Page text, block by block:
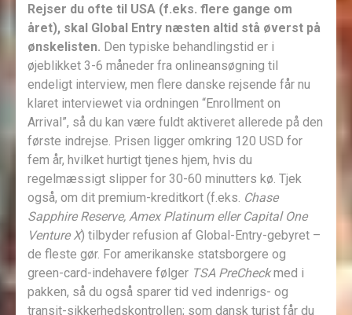
Rejser du ofte til USA (f.eks. flere gange om
året), skal Global Entry næsten altid stå øverst på
ønskelisten. Den typiske behandlingstid er i
øjeblikket 3-6 måneder fra onlineansøgning til
endeligt interview, men flere danske rejsende får nu
klaret interviewet via ordningen “Enrollment on
Arrival”, så du kan være fuldt aktiveret allerede på den
første indrejse. Prisen ligger omkring 120 USD for
fem år, hvilket hurtigt tjenes hjem, hvis du
regelmæssigt slipper for 30-60 minutters kø. Tjek
også, om dit premium-kreditkort (f.eks. Chase
Sapphire Reserve, Amex Platinum eller Capital One
Venture X) tilbyder refusion af Global-Entry-gebyret –
de fleste gør. For amerikanske statsborgere og
green-card-indehavere følger TSA PreCheckmed i
pakken, så du også sparer tid ved indenrigs- og
transit-sikkerhedskontrollen; som dansk turist får du